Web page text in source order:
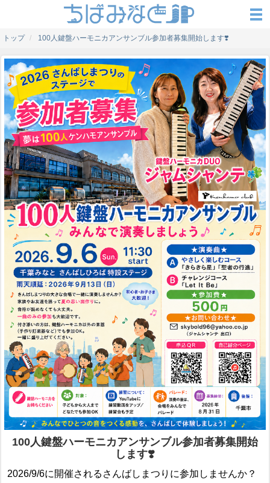
トップ 100人鍵盤ハーモニカアンサンブル参加者募集開始します❣️
100人鍵盤ハーモニカアンサンブル参加者募集開始
します❣️
2026/9/6に開催されるさんばしまつりに参加しませんか？